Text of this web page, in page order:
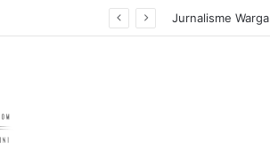
Jurnalisme Warga